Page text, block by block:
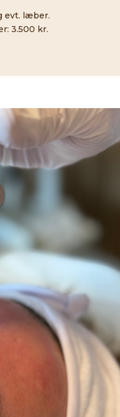
evt. læber.
3.500 kr.